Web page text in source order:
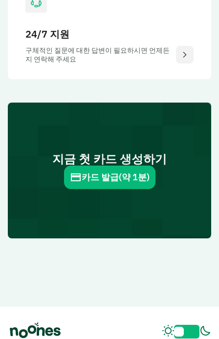
Fee schedule per failed attempt:
2nd: 0.75 USDT
3rd: 0.75 USDT and followed by termination
Charges only apply where a card remains unfunded
24/7 지원
구체적인 질문에 대한 답변이 필요하시면 언제든
지 연락해 주세요
지금 첫 카드 생성하기
카드 발급(약 1분)